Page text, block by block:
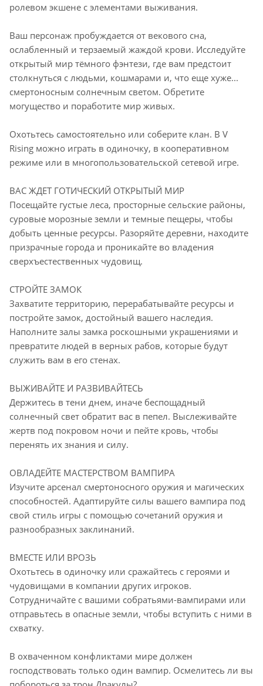
ролевом экшене с элементами выживания.
Ваш персонаж пробуждается от векового сна,
ослабленный и терзаемый жаждой крови. Исследуйте
открытый мир тёмного фэнтези, где вам предстоит
столкнуться с людьми, кошмарами и, что еще хуже...
смертоносным солнечным светом. Обретите
могущество и поработите мир живых.
Охотьтесь самостоятельно или соберите клан. В V
Rising можно играть в одиночку, в кооперативном
режиме или в многопользовательской сетевой игре.
ВАС ЖДЕТ ГОТИЧЕСКИЙ ОТКРЫТЫЙ МИР
Посещайте густые леса, просторные сельские районы,
суровые морозные земли и темные пещеры, чтобы
добыть ценные ресурсы. Разоряйте деревни, находите
призрачные города и проникайте во владения
сверхъестественных чудовищ.
СТРОЙТЕ ЗАМОК
Захватите территорию, перерабатывайте ресурсы и
постройте замок, достойный вашего наследия.
Наполните залы замка роскошными украшениями и
превратите людей в верных рабов, которые будут
служить вам в его стенах.
ВЫЖИВАЙТЕ И РАЗВИВАЙТЕСЬ
Держитесь в тени днем, иначе беспощадный
солнечный свет обратит вас в пепел. Выслеживайте
жертв под покровом ночи и пейте кровь, чтобы
перенять их знания и силу.
ОВЛАДЕЙТЕ МАСТЕРСТВОМ ВАМПИРА
Изучите арсенал смертоносного оружия и магических
способностей. Адаптируйте силы вашего вампира под
свой стиль игры с помощью сочетаний оружия и
разнообразных заклинаний.
ВМЕСТЕ ИЛИ ВРОЗЬ
Охотьтесь в одиночку или сражайтесь с героями и
чудовищами в компании других игроков.
Сотрудничайте с вашими собратьями-вампирами или
отправьтесь в опасные земли, чтобы вступить с ними в
схватку.
В охваченном конфликтами мире должен
господствовать только один вампир. Осмелитесь ли вы